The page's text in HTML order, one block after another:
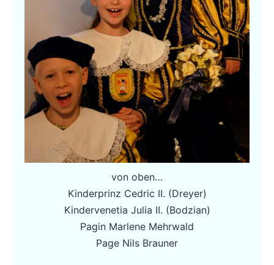
von oben…
Kinderprinz Cedric II. (Dreyer)
Kindervenetia Julia II. (Bodzian)
Pagin Marlene Mehrwald
Page Nils Brauner